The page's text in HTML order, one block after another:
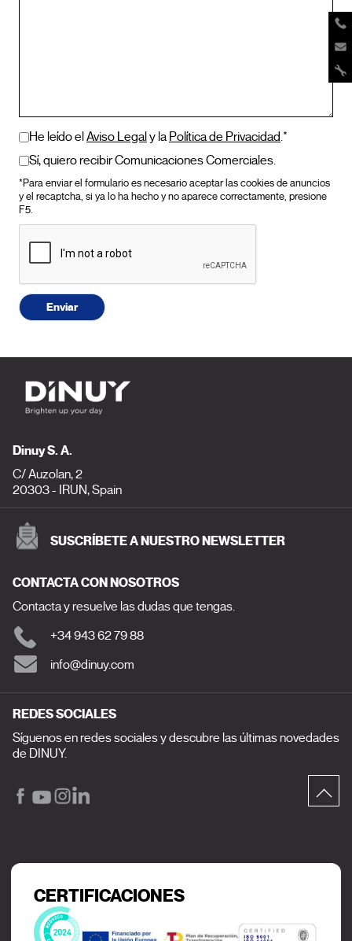
He leído elAviso Legaly la Política de Privacidad.*
Sí, quiero recibir Comunicaciones Comerciales.
*Para enviar el formulario es necesario aceptar las cookies de anuncios
y el recaptcha, si ya lo ha hecho y no aparece correctamente, presione
F5.
Enviar
Dinuy S. A.
C/ Auzolan, 2
20303 - IRUN, Spain
SUSCRÍBETE A NUESTRO NEWSLETTER
CONTACTA CON NOSOTROS
Contacta y resuelve las dudas que tengas.
+34 943 62 79 88
info@dinuy.com
REDES SOCIALES
Síguenos en redes sociales y descubre las últimas novedades
de DINUY.
CERTIFICACIONES